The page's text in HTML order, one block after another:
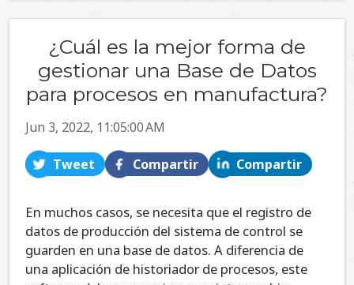
¿Cuál es la mejor forma de
gestionar una Base de Datos
para procesos en manufactura?
Jun 3, 2022, 11:05:00 AM
Tweet Compartir Compartir
En muchos casos, se necesita que el registro de
datos de producción del sistema de control se
guarden en una base de datos. A diferencia de
una aplicación de historiador de procesos, este